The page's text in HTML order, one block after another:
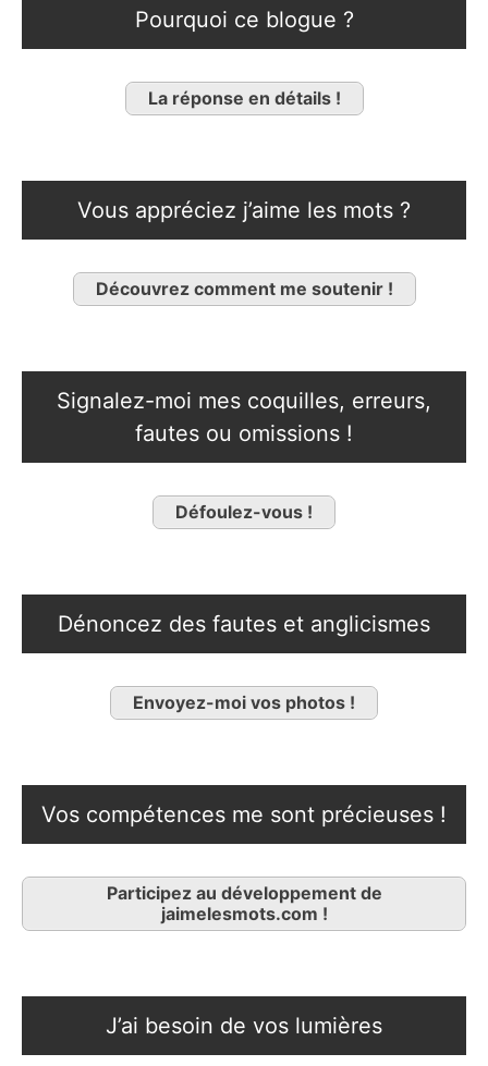
Pourquoi ce blogue ?
La réponse en détails !
Vous appréciez j’aime les mots ?
Découvrez comment me soutenir !
Signalez-moi mes coquilles, erreurs,
fautes ou omissions !
Défoulez-vous !
Dénoncez des fautes et anglicismes
Envoyez-moi vos photos !
Vos compétences me sont précieuses !
Participez au développement de
jaimelesmots.com !
J’ai besoin de vos lumières